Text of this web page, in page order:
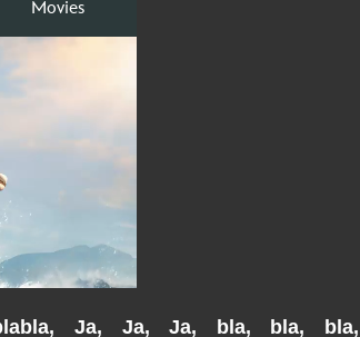
Ja, Ja, Ja, bla, bla, bla,